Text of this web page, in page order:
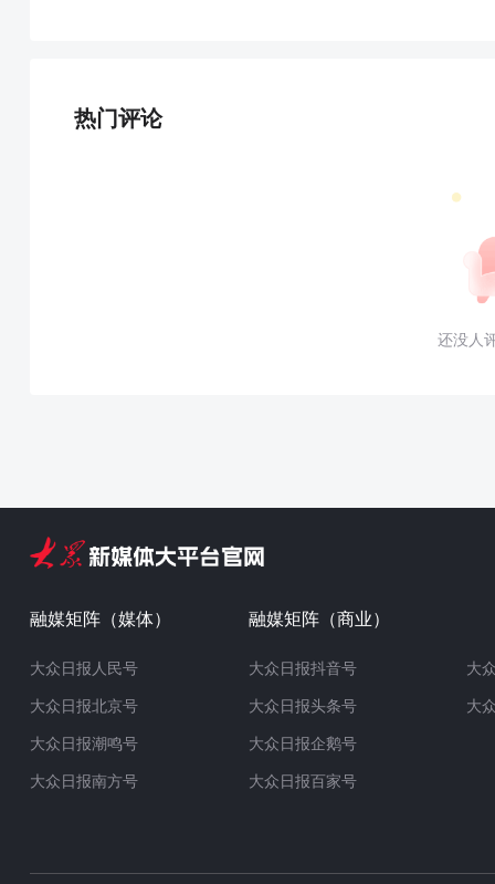
热门评论
还没人
融媒矩阵（媒体）
大众日报人民号
大众日报北京号
大众日报潮鸣号
大众日报南方号
融媒矩阵（商业）
大众日报抖音号
大众日报头条号
大众日报企鹅号
大众日报百家号
大
大